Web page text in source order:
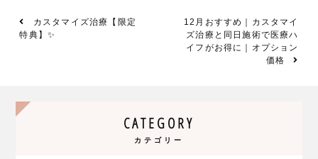
カスタマイズ治療【限定
特典】✨
12月おすすめ｜カスタマイ
ズ治療と同日施術で医療ハ
イフがお得に｜オプション
価格
CATEGORY
カテゴリー